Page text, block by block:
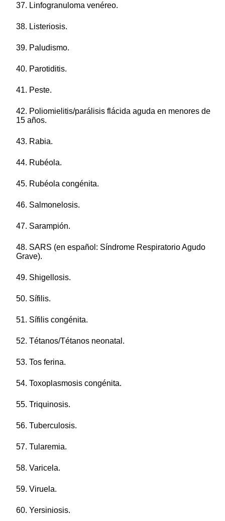
37. Linfogranuloma venéreo.
38. Listeriosis.
39. Paludismo.
40. Parotiditis.
41. Peste.
42. Poliomielitis/parálisis flácida aguda en menores de
15 años.
43. Rabia.
44. Rubéola.
45. Rubéola congénita.
46. Salmonelosis.
47. Sarampión.
48. SARS (en español: Síndrome Respiratorio Agudo
Grave).
49. Shigellosis.
50. Sífilis.
51. Sífilis congénita.
52. Tétanos/Tétanos neonatal.
53. Tos ferina.
54. Toxoplasmosis congénita.
55. Triquinosis.
56. Tuberculosis.
57. Tularemia.
58. Varicela.
59. Viruela.
60. Yersiniosis.